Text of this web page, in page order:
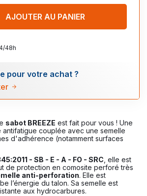
sabot BREEZE est fait pour vous ! Une
couplée avec une semelle
d'adhérence (notamment surfaces
- SB - E - A - FO - SRC, elle est
de protection en comosite perforé très
anti-perforation. Elle est
l’énergie du talon. Sa semelle est
aux hydrocarbures.
48h
AJOUTER AU PANIER
pour votre achat ?